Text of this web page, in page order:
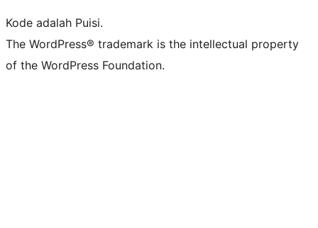
Kode adalah Puisi.
The WordPress® trademark is the intellectual property
of the WordPress Foundation.